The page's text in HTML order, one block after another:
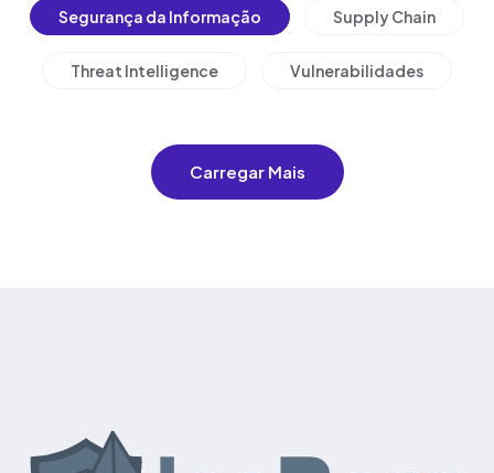
Segurança da Informação Supply Chain
Threat Intelligence Vulnerabilidades
Carregar Mais